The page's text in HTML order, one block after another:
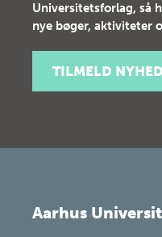
Universitetsforlag, så
nye bøger, aktiviteter
TILMELD
Aarhus